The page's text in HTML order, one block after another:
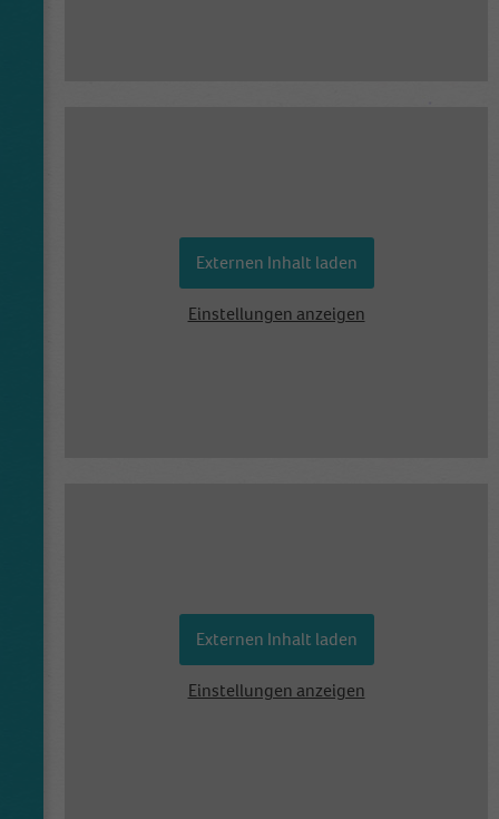
Externen Inhalt laden
Einstellungen anzeigen
Externen Inhalt laden
Einstellungen anzeigen